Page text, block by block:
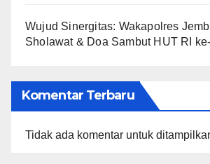
Wujud Sinergitas: Wakapolres
Sholawat & Doa Sambut HUT RI
Komentar Terbaru
Tidak ada komentar untuk